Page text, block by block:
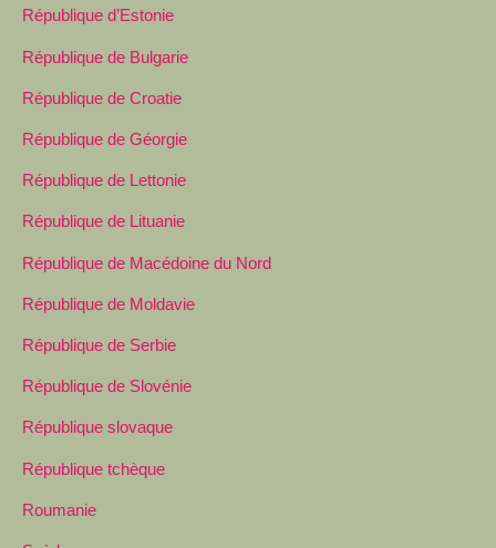
République d’Estonie
République de Bulgarie
République de Croatie
République de Géorgie
République de Lettonie
République de Lituanie
République de Macédoine du Nord
République de Moldavie
République de Serbie
République de Slovénie
République slovaque
République tchèque
Roumanie